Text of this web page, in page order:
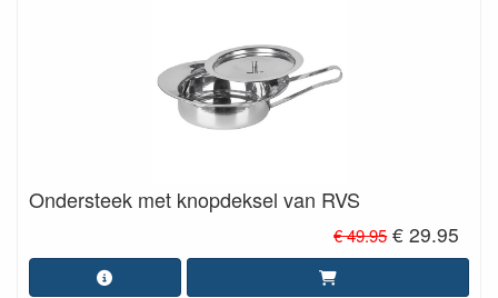
Ondersteek met knopdeksel van RVS
€ 49.95 € 29.95